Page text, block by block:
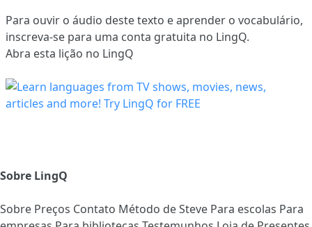
Para ouvir o áudio deste texto e aprender o vocabulário,
inscreva-se para uma conta gratuita no LingQ.
Abra esta lição no LingQ
Sobre LingQ
Sobre Preços Contato Método de Steve Para escolas Para